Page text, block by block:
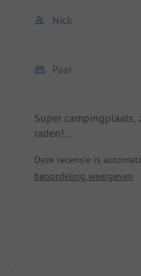
Nick
Paar
Super
raden!
staanplaats. Zeer
voorzieningen.
minuten en je bent in
Deze recensie is
beoordeling weergeven